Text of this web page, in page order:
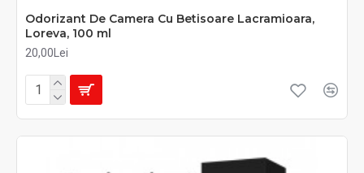
Odorizant De Camera Cu Betisoare Lacramioara,
Loreva, 100 ml
20,00Lei